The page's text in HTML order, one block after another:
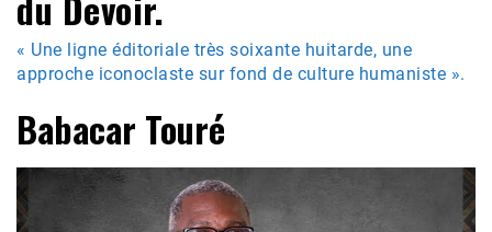
« Une ligne éditoriale très soixante huitarde, une
approche iconoclaste sur fond de culture humaniste ».
Babacar Touré